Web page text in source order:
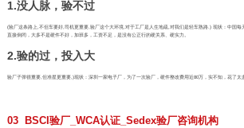
1.没人脉，验不过
(验厂这条路上,不但车要好,司机更重要,验厂这个大环境,对于工厂是人生地疏,对我们是轻车熟路.) 现状：中国每
直接倒闭，大多不是硬件不好，加班多，工资不足，是没有公正行的硬关系、硬实力。
2.验的过，投入大
验厂子弹很重要,但准星更重要,)现状：深圳一家电子厂，为了一次验厂，硬件整改费用近80万，实不知，花了太
03 BSCI验厂_WCA认证_Sedex验厂咨询机构